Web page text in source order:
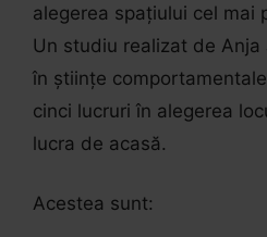
alegerea spațiului cel mai
Un studiu realizat de Anja
în științe
cinci lucruri în alegerea
lucra de acasă.
Acestea sunt: